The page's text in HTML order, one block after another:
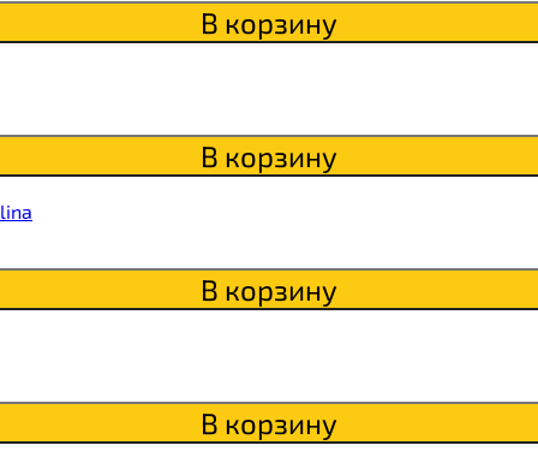
Chikapie
В корзину
В корзину
В корзину
В корзину